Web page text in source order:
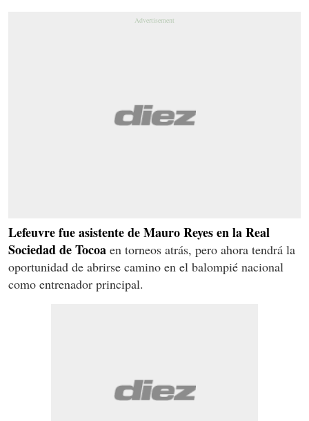
Lefeuvre fue asistente de Mauro Reyes en la Real
Sociedad de Tocoa en torneos atrás, pero ahora tendrá la
oportunidad de abrirse camino en el balompié nacional
como entrenador principal.